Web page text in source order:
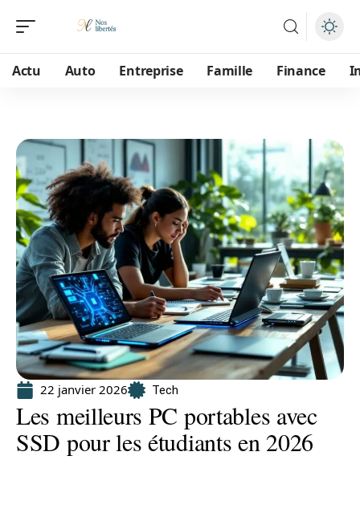
Actu Auto Entreprise Famille Finance
22 janvier 2026 Tech
Les meilleurs PC portables avec
SSD pour les étudiants en 2026